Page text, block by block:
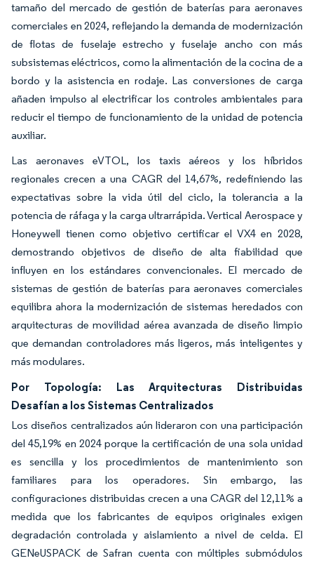
tamaño del mercado de gestión de baterías para aeronaves
comerciales en 2024, reflejando la demanda de modernización
de flotas de fuselaje estrecho y fuselaje ancho con más
subsistemas eléctricos, como la alimentación de la cocina de a
bordo y la asistencia en rodaje. Las conversiones de carga
añaden impulso al electrificar los controles ambientales para
reducir el tiempo de funcionamiento de la unidad de potencia
auxiliar.
Las aeronaves eVTOL, los taxis aéreos y los híbridos
regionales crecen a una CAGR del 14,67%, redefiniendo las
expectativas sobre la vida útil del ciclo, la tolerancia a la
potencia de ráfaga y la carga ultrarrápida. Vertical Aerospace y
Honeywell tienen como objetivo certificar el VX4 en 2028,
demostrando objetivos de diseño de alta fiabilidad que
influyen en los estándares convencionales. El mercado de
sistemas de gestión de baterías para aeronaves comerciales
equilibra ahora la modernización de sistemas heredados con
arquitecturas de movilidad aérea avanzada de diseño limpio
que demandan controladores más ligeros, más inteligentes y
más modulares.
Por Topología: Las Arquitecturas Distribuidas
Desafían a los Sistemas Centralizados
Los diseños centralizados aún lideraron con una participación
del 45,19% en 2024 porque la certificación de una sola unidad
es sencilla y los procedimientos de mantenimiento son
familiares para los operadores. Sin embargo, las
configuraciones distribuidas crecen a una CAGR del 12,11% a
medida que los fabricantes de equipos originales exigen
degradación controlada y aislamiento a nivel de celda. El
GENeUSPACK de Safran cuenta con múltiples submódulos